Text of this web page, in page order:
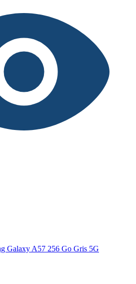
Galaxy A57 256 Go Gris 5G